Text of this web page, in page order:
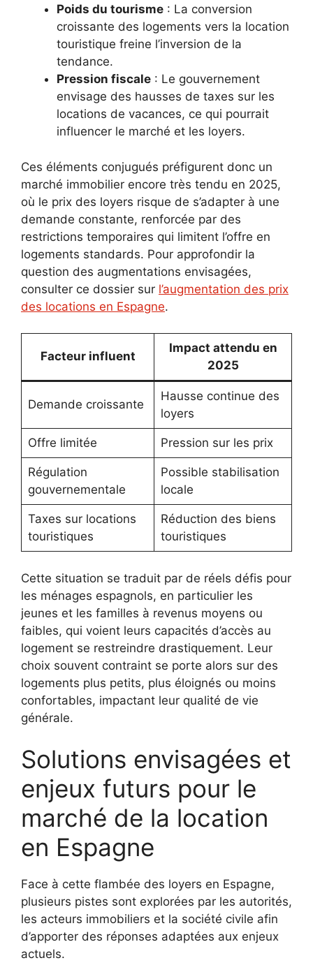
Poids du tourisme : La conversion
croissante des logements vers la location
touristique freine l’inversion de la
tendance.
Pression fiscale : Le gouvernement
envisage des hausses de taxes sur les
locations de vacances, ce qui pourrait
influencer le marché et les loyers.
Ces éléments conjugués préfigurent donc un
marché immobilier encore très tendu en 2025,
où le prix des loyers risque de s’adapter à une
demande constante, renforcée par des
restrictions temporaires qui limitent l’offre en
logements standards. Pour approfondir la
question des augmentations envisagées,
consulter ce dossier sur l’augmentation des prix
des locations en Espagne.
Facteur influent
Impact attendu en
2025
Demande croissante
Hausse continue des
loyers
Offre limitée Pression sur les prix
Régulation
gouvernementale
Possible stabilisation
locale
Taxes sur locations
touristiques
Réduction des biens
touristiques
Cette situation se traduit par de réels défis pour
les ménages espagnols, en particulier les
jeunes et les familles à revenus moyens ou
faibles, qui voient leurs capacités d’accès au
logement se restreindre drastiquement. Leur
choix souvent contraint se porte alors sur des
logements plus petits, plus éloignés ou moins
confortables, impactant leur qualité de vie
générale.
Solutions envisagées et
enjeux futurs pour le
marché de la location
en Espagne
Face à cette flambée des loyers en Espagne,
plusieurs pistes sont explorées par les autorités,
les acteurs immobiliers et la société civile afin
d’apporter des réponses adaptées aux enjeux
actuels.